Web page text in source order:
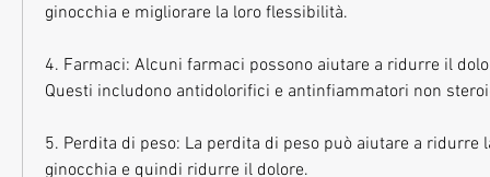
ginocchia e migliorare la loro flessibilità.
4. Farmaci: Alcuni farmaci possono aiutare a ridurre il
Questi includono antidolorifici e antinfiammatori non
5. Perdita di peso: La perdita di peso può aiutare a ridurre
ginocchia e quindi ridurre il dolore.